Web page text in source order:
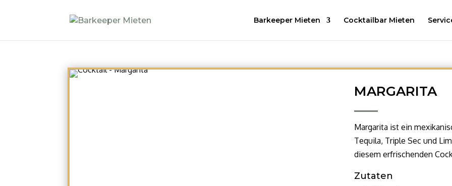
Barkeeper Mieten Cocktailbar Mieten
MARGARITA
Margarita ist ein
Tequila, Triple Sec und
diesem erfrischenden
Zutaten